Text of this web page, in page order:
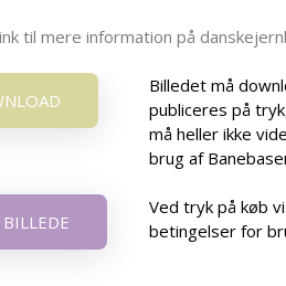
til mere information på
Billedet må
publiceres på
må heller ikke
brug af
Ved tryk på køb
betingelser for